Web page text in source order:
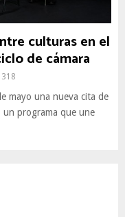
culturas en el
de cámara
318
mayo una nueva cita de
un programa que une